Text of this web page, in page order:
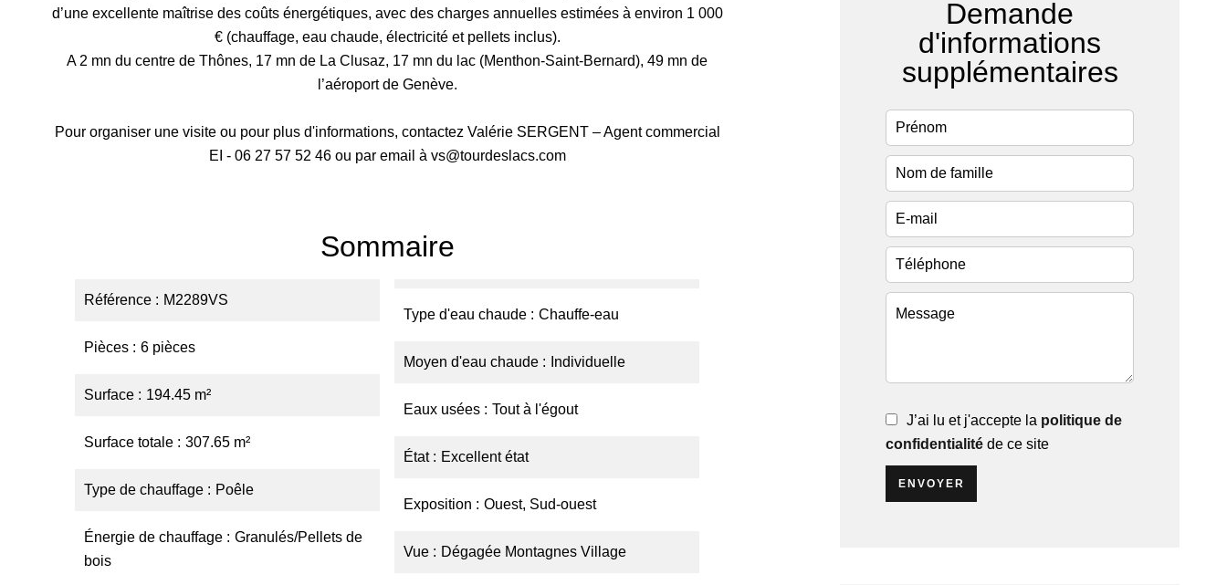
d’une excellente maîtrise des coûts énergétiques, avec des charges annuelles estimées à environ 1 000
€ (chauffage, eau chaude, électricité et pellets inclus).
A 2 mn du centre de Thônes, 17 mn de La Clusaz, 17 mn du lac (Menthon-Saint-Bernard), 49 mn de
l’aéroport de Genève.
Pour organiser une visite ou pour plus d'informations, contactez Valérie SERGENT – Agent commercial
EI - 06 27 57 52 46 ou par email à vs@tourdeslacs.com
Sommaire
Référence M2289VS
Pièces 6 pièces
Surface 194.45 m²
Surface totale 307.65 m²
Type de chauffage Poêle
Énergie de chauffage
Granulés/Pellets de
bois
Type d'eau chaude Chauffe-eau
Moyen d'eau chaude Individuelle
Eaux usées Tout à l'égout
État Excellent état
Exposition Ouest, Sud-ouest
Vue Dégagée Montagnes Village
Demande
d'informations
supplémentaires
J’ai lu et j'accepte la politique de
confidentialité de ce site
ENVOYER